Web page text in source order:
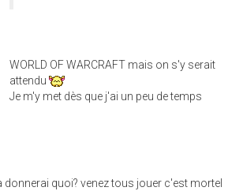
WORLD OF WARCRAFT mais on s'y serait
attendu
Je m'y met dès que j'ai un peu de temps
donnerai quoi? venez tous jouer c'est mortel